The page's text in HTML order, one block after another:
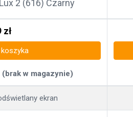
2 (616) Czarny
zł
w magazynie)
ekran